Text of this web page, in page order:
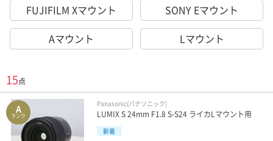
FUJIFILM Xマウント
SONY Eマウント
Aマウント
Lマウント
15点
A
ランク
Panasonic(パナソニック)
LUMIX S 24mm F1.8 S-S24 ライカLマウント用
新着